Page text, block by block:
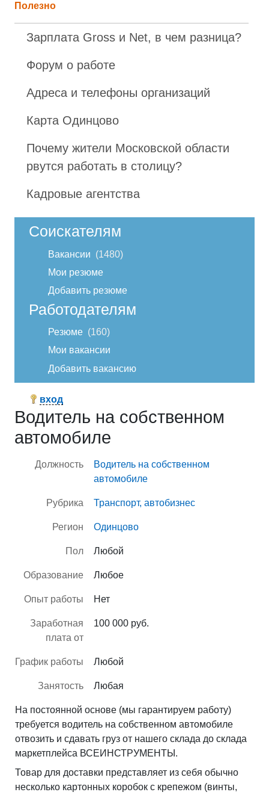
Полезно
Зарплата Gross и Net, в чем разница?
Форум о работе
Адреса и телефоны организаций
Карта Одинцово
Почему жители Московской области
рвутся работать в столицу?
Кадровые агентства
Соискателям
Вакансии
1480
Мои резюме
Добавить резюме
Работодателям
Резюме
160
Мои вакансии
Добавить вакансию
вход
Водитель на собственном
автомобиле
Должность
Водитель на собственном
автомобиле
Рубрика Транспорт, автобизнес
Регион Одинцово
Пол Любой
Образование Любое
Опыт работы Нет
Заработная
плата от
100 000 руб.
График работы Любой
Занятость Любая
На постоянной основе (мы гарантируем работу)
требуется водитель на собственном автомобиле
отвозить и сдавать груз от нашего склада до склада
маркетплейса ВСЕИНСТРУМЕНТЫ.
Товар для доставки представляет из себя обычно
несколько картонных коробок с крепежом (винты,